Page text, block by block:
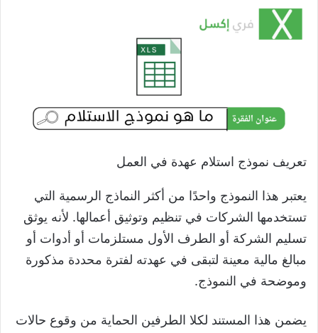
تعريف نموذج استلام عهدة في العمل
يعتبر هذا النموذج واحدًا من أكثر النماذج الرسمية التي
تستخدمها الشركات في تنظيم وتوثيق أعمالها. لأنه يوثق
تسليم الشركة أو الطرف الأول مستلزمات أو أدوات أو
مبالغ مالية معينة لتبقى في عهدته لفترة محددة مذكورة
وموضحة في النموذج.
يضمن هذا المستند لكلا الطرفين الحماية من وقوع حالات